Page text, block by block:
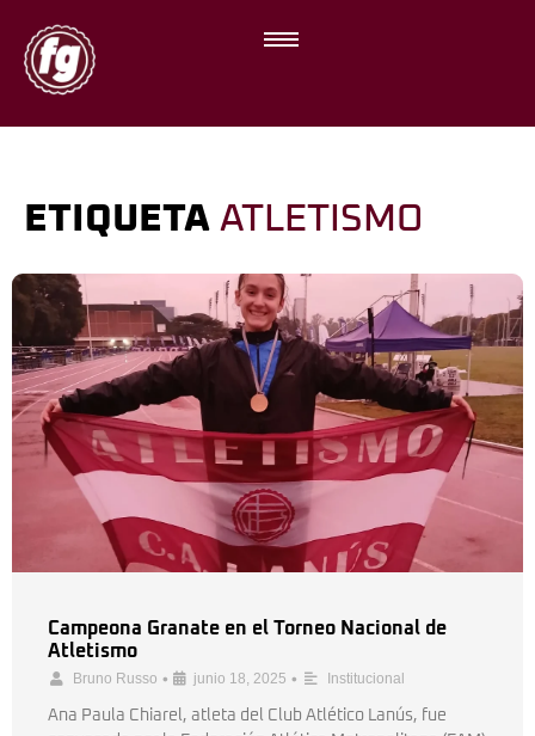
ETIQUETA ATLETISMO
Campeona Granate en el Torneo Nacional de
Atletismo
Bruno Russo • junio 18, 2025 • Institucional
Ana Paula Chiarel, atleta del Club Atlético Lanús, fue